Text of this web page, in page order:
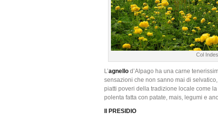
Col
L’agnello d’Alpago ha una carne
sensazioni che non sanno mai di
piatti poveri della tradizione locale come la
polenta fatta con patate, mais, legumi e
Il PRESIDIO